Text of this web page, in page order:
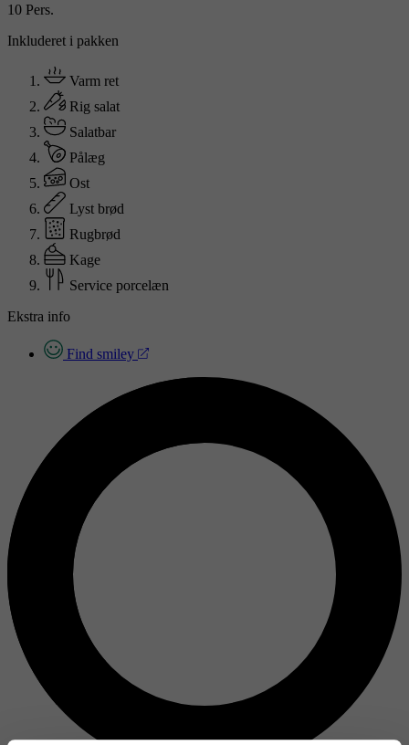
10 Pers.
Inkluderet i pakken
Varm ret
Rig salat
Salatbar
Pålæg
Ost
Lyst brød
Rugbrød
Kage
Service porcelæn
Ekstra info
Find smiley